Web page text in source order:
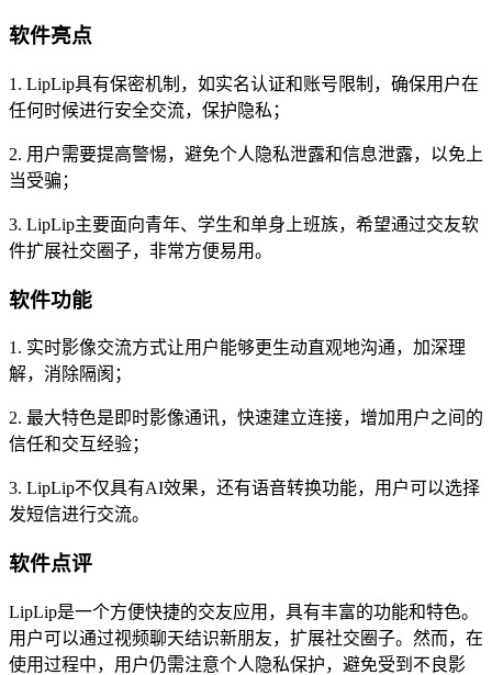
软件亮点
1. LipLip具有保密机制，如实名认证和账号限制，确保用户在
任何时候进行安全交流，保护隐私；
2. 用户需要提高警惕，避免个人隐私泄露和信息泄露，以免上
当受骗；
3. LipLip主要面向青年、学生和单身上班族，希望通过交友软
件扩展社交圈子，非常方便易用。
软件功能
1. 实时影像交流方式让用户能够更生动直观地沟通，加深理
解，消除隔阂；
2. 最大特色是即时影像通讯，快速建立连接，增加用户之间的
信任和交互经验；
3. LipLip不仅具有AI效果，还有语音转换功能，用户可以选择
发短信进行交流。
软件点评
LipLip是一个方便快捷的交友应用，具有丰富的功能和特色。
用户可以通过视频聊天结识新朋友，扩展社交圈子。然而，在
使用过程中，用户仍需注意个人隐私保护，避免受到不良影